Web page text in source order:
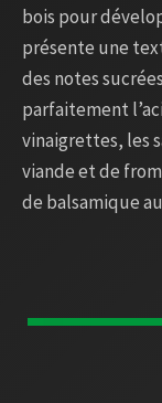
bois pour
présente une
des notes
parfaitement
vinaigrettes, les
viande et de
de balsamique